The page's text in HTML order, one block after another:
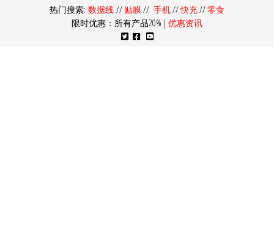
热门搜索: 数据线 // 贴膜// 手机//快充//零食
限时优惠：所有产品20% | 优惠资讯